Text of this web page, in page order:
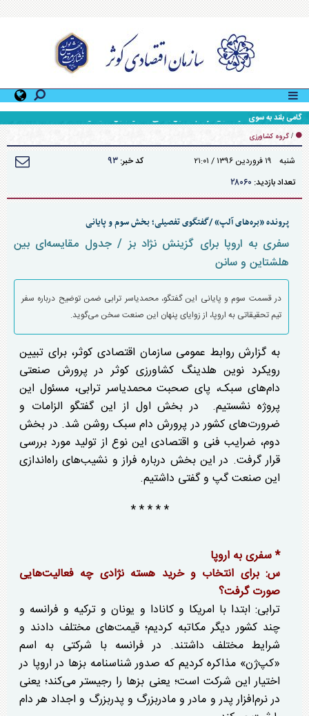
گامی بلند به سوی خودکفایی در دام سنگین با طرح انتقال جنین سمینتال
/ گروه کشاورزی
شنبه ۱۹ فروردين ۱۳۹۶ / ۲۱:۰۱ کد خبر: ۹۳
تعداد بازدید: ۲۸۰۶۰
پرونده «بره‌های آلپ» /گفتگوی تفصیلی؛ بخش سوم و پایانی
سفری به اروپا برای گزینش نژاد بز / جدول مقایسه‌ای بین
هلشتاین و سانن
در قسمت سوم و پایانی این گفتگو، محمدیاسر ترابی ضمن توضیح درباره سفر
تیم تحقیقاتی به اروپا، از زوایای پنهان این صنعت سخن می‌گوید.
به گزارش روابط عمومی سازمان اقتصادی کوثر، برای تبیین
رویکرد نوین هلدینگ کشاورزی کوثر در پرورش صنعتی
دام‌های سبک، پای صحبت محمدیاسر ترابی، مسئول این
پروژه نشستیم. در بخش اول از این گفتگو الزامات و
ضرورت‌های کشور در پرورش دام سبک روشن شد. در بخش
دوم، ضرایب فنی و اقتصادی این نوع از تولید مورد بررسی
قرار گرفت. در این بخش درباره فراز و نشیب‌های راه‌اندازی
این صنعت گپ و گفتی داشتیم.
* * * * *
* سفری به اروپا
س: برای انتخاب و خرید هسته نژادی چه فعالیت‌هایی
صورت گرفت؟
ترابی: ابتدا با امریکا و کانادا و یونان و ترکیه و فرانسه و
چند کشور دیگر مکاتبه کردیم؛ قیمت‌های مختلف دادند و
شرایط مختلف داشتند. در فرانسه با شرکتی به اسم
«کپ‌ژن» مذاکره کردیم که صدور شناسنامه بز‌ها در اروپا در
اختیار این شرکت است؛ یعنی بز‌ها را رجیستر می‌کند؛ یعنی
در نرم‌افزار پدر و مادر و مادربزرگ و پدربزرگ و اجداد هر دام